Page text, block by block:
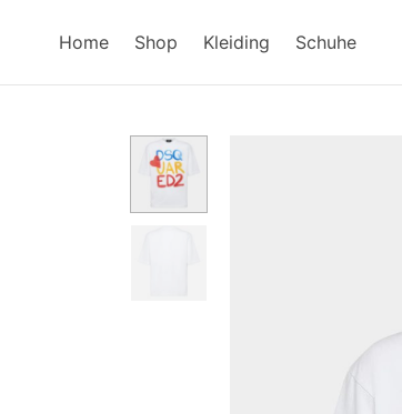
Home Shop Kleiding Schuhe​